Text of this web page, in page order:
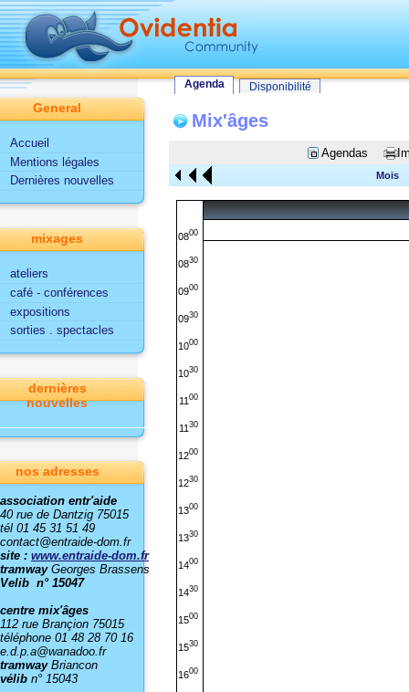
Tout le site
Utilisateur
Fonctionnalités d'Ovidentia
Agenda
Agenda Disponibilité
Mix'âges
Agendas
Mois
0800
0830
0900
0930
1000
1030
11 00
11 30
1200
1230
1300
1330
1400
1430
1500
1530
1600
General
Accueil
Mentions légales
Dernières nouvelles
mixages
ateliers
café - conférences
expositions
sorties . spectacles
dernières
nouvelles
nos adresses
association entr'aide
40 rue de Dantzig 75015
tél 01 45 31 51 49
contact@entraide-dom.fr
site : www.entraide-dom.fr
tramway Georges Brassens
Velib n° 15047
centre mix'âges
112 rue Brançion 75015
téléphone 01 48 28 70 16
e.d.p.a@wanadoo.fr
tramwayBriancon
vélib n° 15043